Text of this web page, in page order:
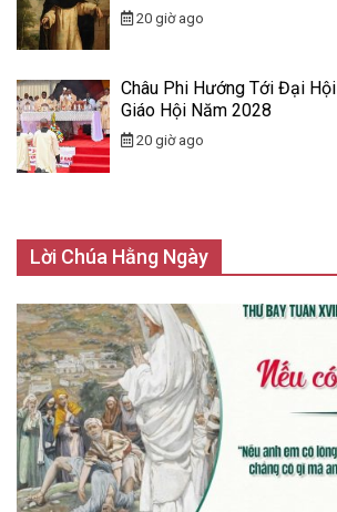
20 giờ ago
Châu Phi Hướng Tới Đại Hội
Giáo Hội Năm 2028
20 giờ ago
Lời Chúa Hằng Ngày